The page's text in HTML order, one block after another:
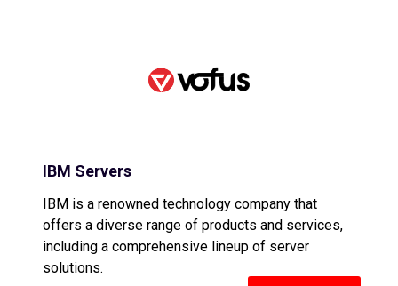
IBM Servers
IBM is a renowned technology company that
offers a diverse range of products and services,
including a comprehensive lineup of server
solutions.